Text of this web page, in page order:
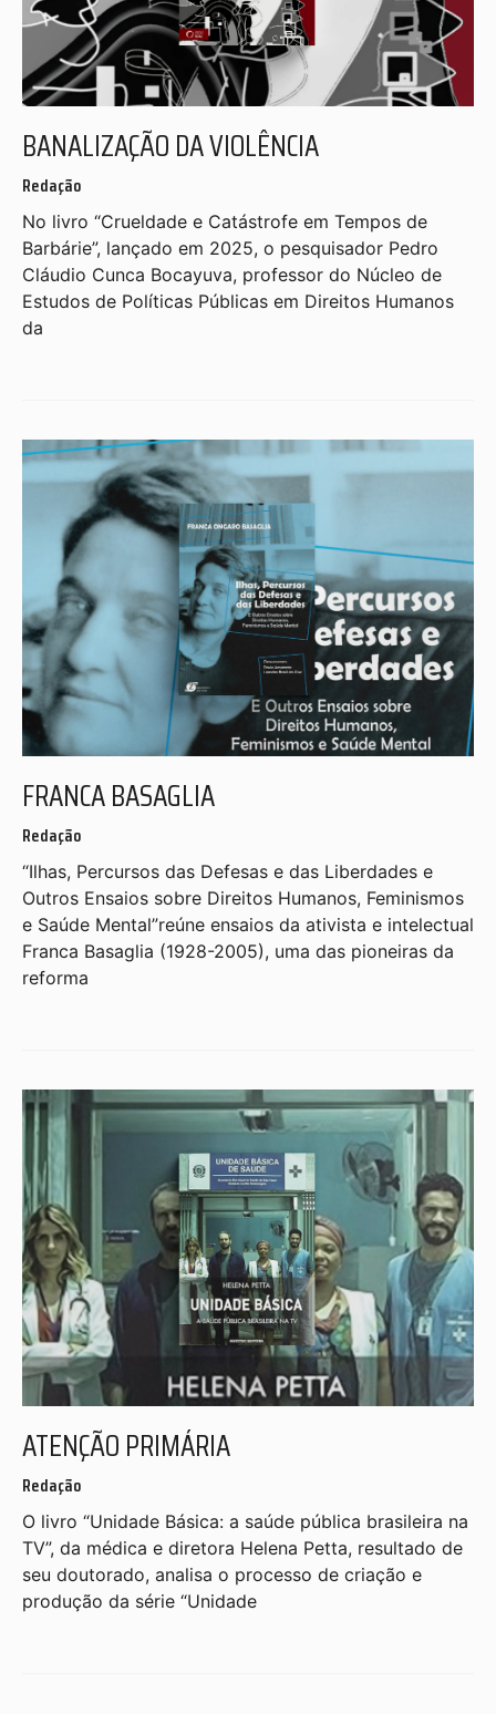
BANALIZAÇÃO DA VIOLÊNCIA
Redação
No livro “Crueldade e Catástrofe em Tempos de
Barbárie”, lançado em 2025, o pesquisador Pedro
Cláudio Cunca Bocayuva, professor do Núcleo de
Estudos de Políticas Públicas em Direitos Humanos
da
FRANCA BASAGLIA
Redação
“Ilhas, Percursos das Defesas e das Liberdades e
Outros Ensaios sobre Direitos Humanos, Feminismos
e Saúde Mental”reúne ensaios da ativista e intelectual
Franca Basaglia (1928-2005), uma das pioneiras da
reforma
ATENÇÃO PRIMÁRIA
Redação
O livro “Unidade Básica: a saúde pública brasileira na
TV”, da médica e diretora Helena Petta, resultado de
seu doutorado, analisa o processo de criação e
produção da série “Unidade